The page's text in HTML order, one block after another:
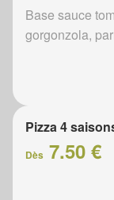
Base sauce
gorgonzola,
Pizza 4
Dès 7.50 €